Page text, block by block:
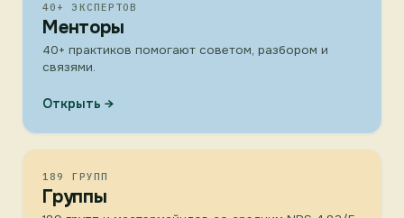
40+ ЭКСПЕРТОВ
Менторы
40+ практиков помогают советом, разбором и
связями.
Открыть →
189 ГРУПП
Группы